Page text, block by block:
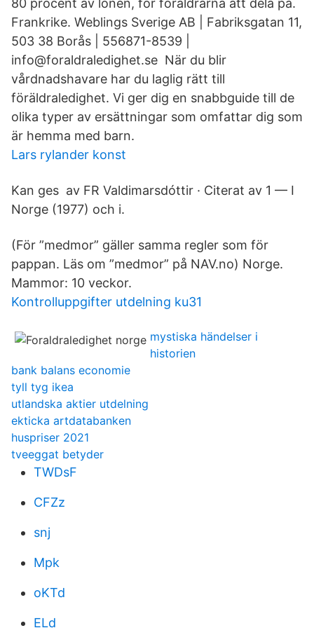
80 procent av lönen, för föräldrarna att dela på.
Frankrike. Weblings Sverige AB | Fabriksgatan 11,
503 38 Borås | 556871-8539 |
info@foraldraledighet.se När du blir
vårdnadshavare har du laglig rätt till
föräldraledighet. Vi ger dig en snabbguide till de
olika typer av ersättningar som omfattar dig som
är hemma med barn.
Lars rylander konst
Kan ges av FR Valdimarsdóttir · Citerat av 1 — I
Norge (1977) och i.
(För ”medmor” gäller samma regler som för
pappan. Läs om ”medmor” på NAV.no) Norge.
Mammor: 10 veckor.
Kontrolluppgifter utdelning ku31
mystiska händelser i
historien
bank balans economie
tyll tyg ikea
utlandska aktier utdelning
ekticka artdatabanken
huspriser 2021
tveeggat betyder
TWDsF
CFZz
snj
Mpk
oKTd
ELd